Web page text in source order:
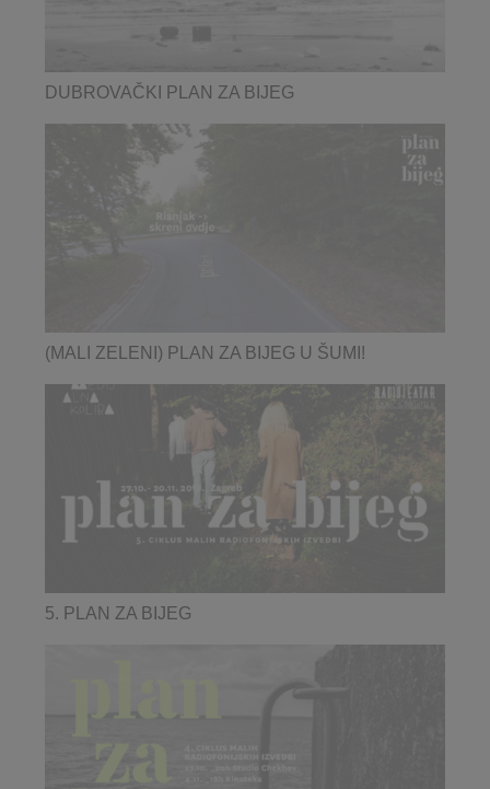
DUBROVAČKI PLAN ZA BIJEG
(MALI ZELENI) PLAN ZA BIJEG U ŠUMI!
5. PLAN ZA BIJEG